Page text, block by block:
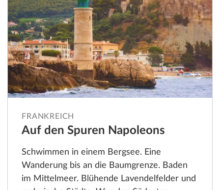
FRANKREICH
Auf den Spuren Napoleons
Schwimmen in einem Bergsee. Eine
Wanderung bis an die Baumgrenze. Baden
im Mittelmeer. Blühende Lavendelfelder und